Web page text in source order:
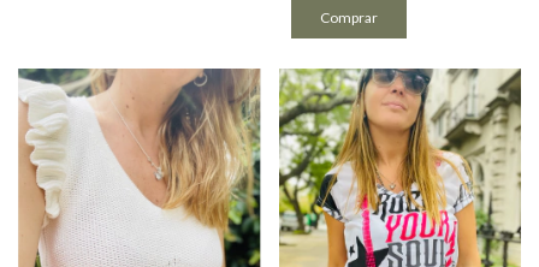
Comprar